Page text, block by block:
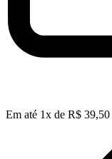
Em até 1x de R$ 39,50